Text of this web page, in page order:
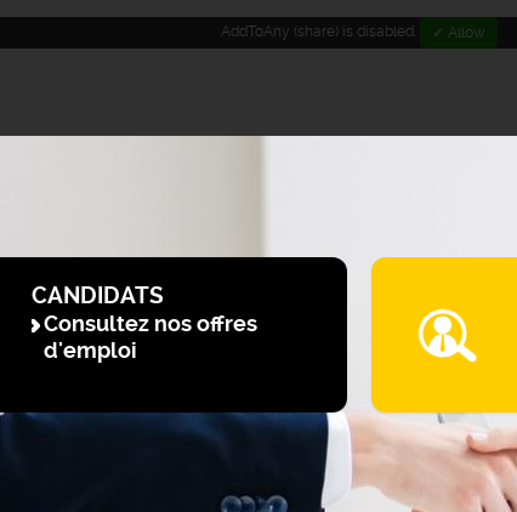
AddToAny (share) is disabled. ✓ Allow
CANDIDATS
Consultez nos offres
d'emploi